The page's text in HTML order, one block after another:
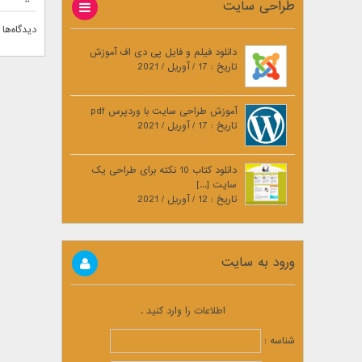
طراحی سایت
دانلود فیلم و فایل پی دی اف آموزش
تاریخ : 17 / آوریل / 2021
آموزش طراحی سایت با وردپرس pdf
تاریخ : 17 / آوریل / 2021
دانلود کتاب 10 نکته برای طراحی یک
سایت [...]
تاریخ : 12 / آوریل / 2021
ورود به سایت
اطلاعات را وارد کنید .
شناسه :